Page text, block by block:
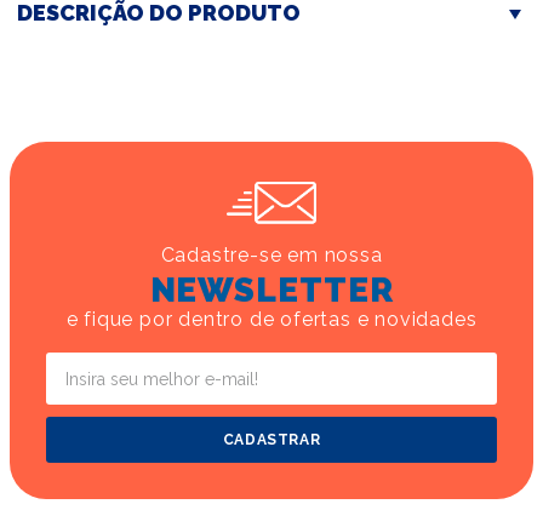
DESCRIÇÃO DO PRODUTO
Cadastre-se em nossa
NEWSLETTER
e fique por dentro de ofertas e novidades
CADASTRAR